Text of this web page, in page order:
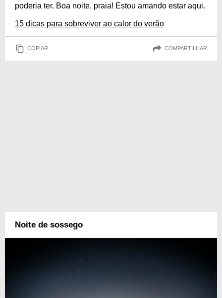
poderia ter. Boa noite, praia! Estou amando estar aqui.
15 dicas para sobreviver ao calor do verão
COPIAR COMPARTILHAR
Noite de sossego